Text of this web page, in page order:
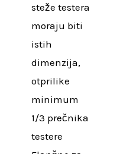
steže testera
moraju biti
istih
dimenzija,
otprilike
minimum
1/3 prečnika
testere